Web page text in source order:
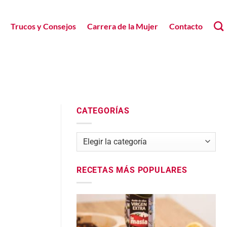
Trucos y Consejos Carrera de la Mujer Contacto
CATEGORÍAS
Categorías
RECETAS MÁS POPULARES